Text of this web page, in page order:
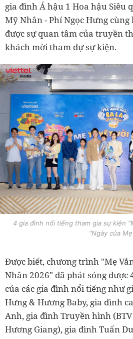
gia đình Á hậu 1 Hoa hậu Siêu
Mỹ Nhân - Phí Ngọc Hưng
được sự quan tâm của truyền
khách mời tham dự sự kiện.
4 gia đình nổi tiếng tham gia sự kiện
"Ngày của
Được biết, chương trình "Mẹ
Nhân 2026" đã phát sóng được
của các gia đình nổi tiếng như
Hưng & Hương Baby, gia đình
Anh, gia đình Truyền hình
Hương Giang), gia đình Tuấn